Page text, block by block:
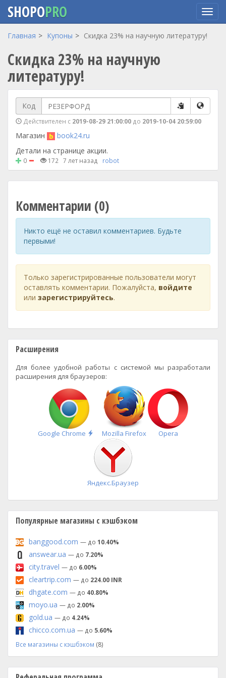
Перейти
основному
содержанию
SHOPOPRO
Главная Купоны Скидка 23% на научную литературу!
Скидка 23% на научную
литературу!
Код
Действителен с 2019-08-29 21:00:00 до 2019-10-04 20:59:00
Магазин
book24.ru
Детали на странице акции.
0 172 7 лет назад robot
Комментарии (0)
Никто ещё не оставил комментариев. Будьте
первыми!
Только зарегистрированные пользователи могут
оставлять комментарии. Пожалуйста, войдите
или зарегистрируйтесь.
Расширения
Для более удобной работы с системой мы разработали
расширения для браузеров:
Google Chrome
Быстрая
установка
Mozilla Firefox Opera
Яндекс.Браузер
Популярные магазины с кэшбэком
banggood.com — до 10.40%
answear.ua — до 7.20%
city.travel — до 6.00%
cleartrip.com — до 224.00 INR
dhgate.com — до 40.80%
moyo.ua — до 2.00%
gold.ua — до 4.24%
chicco.com.ua — до 5.60%
Все магазины с кэшбэком (8)